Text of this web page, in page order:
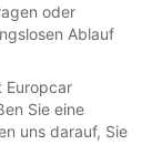
oder
Ablauf
Europcar
Sie eine
uns darauf, Sie